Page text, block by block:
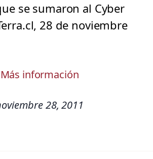
se sumaron al Cyber
28 de noviembre
Más información
28, 2011